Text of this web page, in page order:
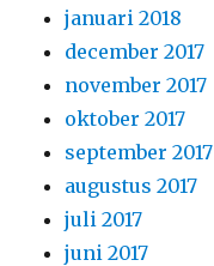
januari 2018
december 2017
november 2017
oktober 2017
september 2017
augustus 2017
juli 2017
juni 2017